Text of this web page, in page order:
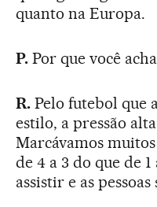
quanto na Europa.
P.Por que você
R.Pelo futebol que
estilo, a pressão
Marcávamos
de 4 a 3 do que de
assistir e as